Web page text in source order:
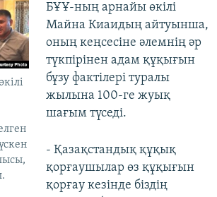
БҰҰ-ның арнайы өкілі
Майна Киаидың айтуынша,
оның кеңсесіне әлемнің әр
түкпірінен адам құқығын
бұзу фактілері туралы
жылына 100-ге жуық
шағым түседі.
- Қазақстандық құқық
қорғаушылар өз құқығын
қорғау кезінде біздің